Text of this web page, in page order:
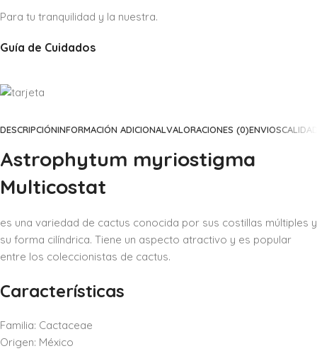
Para tu tranquilidad y la nuestra.
Guía de Cuidados
DESCRIPCIÓNINFORMACIÓN ADICIONALVALORACIONES (0)ENVIOS
Astrophytum myriostigma
Multicostat
es una variedad de cactus conocida por sus costillas múltiples y
su forma cilíndrica. Tiene un aspecto atractivo y es popular
entre los coleccionistas de cactus.
Características
Familia: Cactaceae
Origen: México